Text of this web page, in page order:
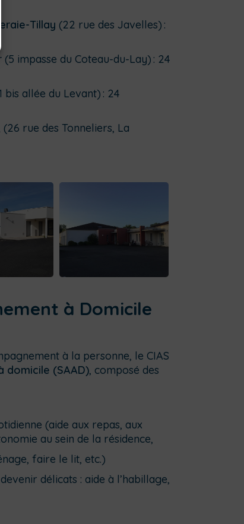
Tillay (22 rue des Javelles) :
(5 impasse du Coteau-du-Lay) : 24
bis allée du Levant) : 24
(26 rue des Tonneliers, La
à Domicile
à la personne, le CIAS
domicile (SAAD), composé des
(aide aux repas, aux
au sein de la résidence,
faire le lit, etc.)
délicats : aide à l’habillage,